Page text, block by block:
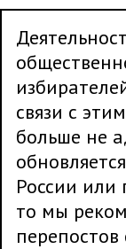
связи с
больше не
России или
то мы
перепостов